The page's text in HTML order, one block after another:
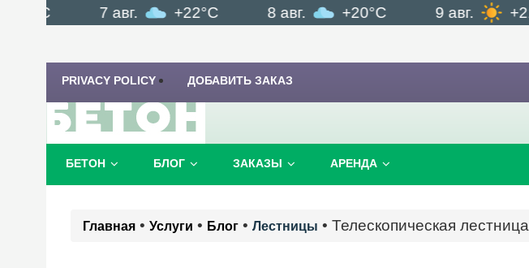
7 авг. +22°C 8 авг. +20°C 9 авг. +21°C
PRIVACY POLICY ДОБАВИТЬ ЗАКАЗ
БЕТОН БЛОГ ЗАКАЗЫ АРЕНДА
Главная • Услуги • Блог • Лестницы • Телескопическая лестница